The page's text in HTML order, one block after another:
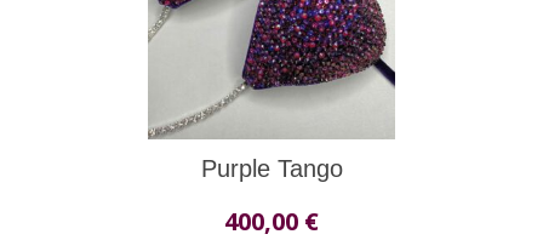
Purple Tango
400,00 €